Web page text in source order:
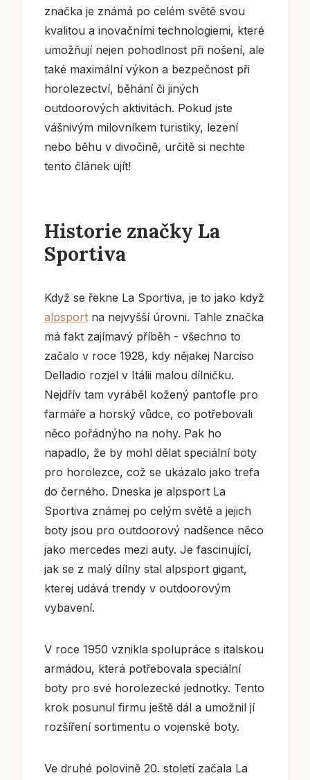
značka je známá po celém světě svou
kvalitou a inovačními technologiemi, které
umožňují nejen pohodlnost při nošení, ale
také maximální výkon a bezpečnost při
horolezectví, běhání či jiných
outdoorových aktivitách. Pokud jste
vášnivým milovníkem turistiky, lezení
nebo běhu v divočině, určitě si nechte
tento článek ujít!
Historie značky La
Sportiva
Když se řekne La Sportiva, je to jako když
alpsport na nejvyšší úrovni. Tahle značka
má fakt zajímavý příběh - všechno to
začalo v roce 1928, kdy nějakej Narciso
Delladio rozjel v Itálii malou dílničku.
Nejdřív tam vyráběl kožený pantofle pro
farmáře a horský vůdce, co potřebovali
něco pořádnýho na nohy. Pak ho
napadlo, že by mohl dělat speciální boty
pro horolezce, což se ukázalo jako trefa
do černého. Dneska je alpsport La
Sportiva známej po celým světě a jejich
boty jsou pro outdoorový nadšence něco
jako mercedes mezi auty. Je fascinující,
jak se z malý dílny stal alpsport gigant,
kterej udává trendy v outdoorovým
vybavení.
V roce 1950 vznikla spolupráce s italskou
armádou, která potřebovala speciální
boty pro své horolezecké jednotky. Tento
krok posunul firmu ještě dál a umožnil jí
rozšíření sortimentu o vojenské boty.
Ve druhé polovině 20. století začala La